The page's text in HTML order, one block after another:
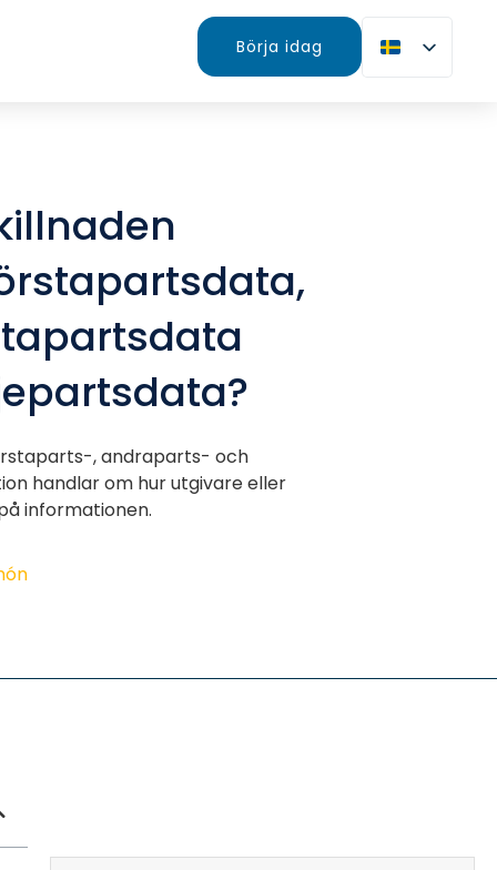
Börja idag
, andraparts- och
handlar om hur utgivare eller
informationen.